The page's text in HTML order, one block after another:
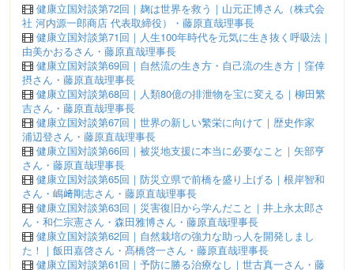
健康立国対談第72回｜麹は世界を救う｜山元正博さん（株式会
社 河内源一郎商店 代表取締役）・藤原直哉理事長
健康立国対談第71回｜人生100年時代を元気に生き抜く呼吸法｜
由美かおるさん・藤原直哉理事長
健康立国対談第69回｜自然流の生き方・自己流の生き方｜窪倖
摂さん・藤原直哉理事長
健康立国対談第68回｜人類80億の排泄物を宝に変える｜柳田繁
吉さん・藤原直哉理事長
健康立国対談第67回｜世界の新しい繁栄に向けて｜歴史作家
浦辺登さん・藤原直哉理事長
健康立国対談第66回｜被災地支援に本当に必要なこと｜矢部亨
さん・藤原直哉理事長
健康立国対談第65回｜防災立県で前橋を盛り上げる｜根岸智和
さん・嶋﨑剛志さん・藤原直哉理事長
健康立国対談第63回｜災害復旧から学んだこと｜井上永太郎さ
ん・和仁宗憲さん・森田雅博さん・藤原直哉理事長
健康立国対談第62回｜自然栽培の強力な助っ人を開発しまし
た！｜飯田嘉啓さん・髙橋啓一さん・藤原直哉理事長
健康立国対談第61回｜予防に勝る治療なし｜世古真一さん・藤